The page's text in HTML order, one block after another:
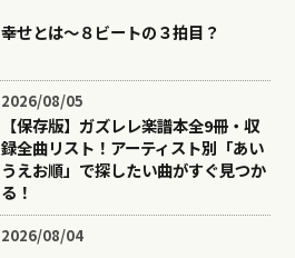
幸せとは〜８ビートの３拍目？
2026/08/05
【保存版】ガズレレ楽譜本全9冊・収
録全曲リスト！アーティスト別「あい
うえお順」で探したい曲がすぐ見つか
る！
2026/08/04